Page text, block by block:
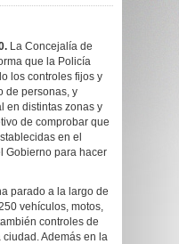
La Concejalía de
que la Policía
los controles fijos y
de personas, y
en distintas zonas y
de comprobar que
en el
Gobierno para hacer
parado a la largo de
vehículos, motos,
controles de
Además en la